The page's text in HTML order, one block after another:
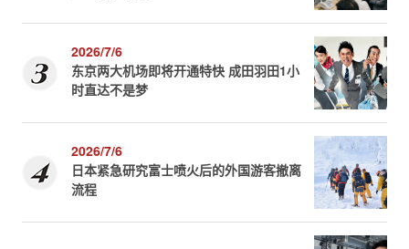
2026/7/6
东京两大机场即将开通特快 成田羽田1小
时直达不是梦
2026/7/6
日本紧急研究富士喷火后的外国游客撤离
流程